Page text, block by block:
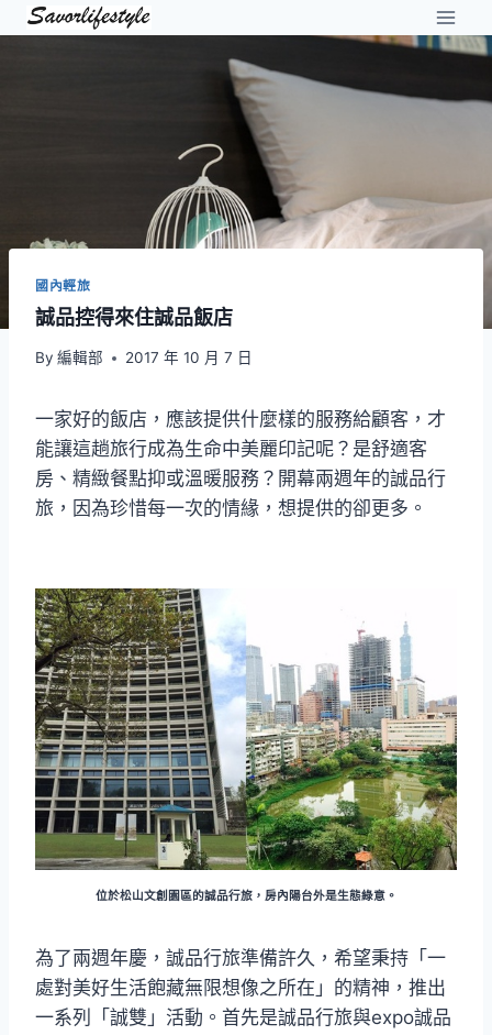
Skip
國內輕旅
誠品控得來住誠品飯店
By 編輯部 2017 年 10 月 7 日
一家好的飯店，應該提供什麼樣的服務給顧客，才
能讓這趟旅行成為生命中美麗印記呢？是舒適客
房、精緻餐點抑或溫暖服務？開幕兩週年的誠品行
旅，因為珍惜每一次的情緣，想提供的卻更多。
位於松山文創園區的誠品行旅，房內陽台外是生態綠意。
為了兩週年慶，誠品行旅準備許久，希望秉持「一
處對美好生活飽藏無限想像之所在」的精神，推出
一系列「誠雙」活動。首先是誠品行旅與expo誠品